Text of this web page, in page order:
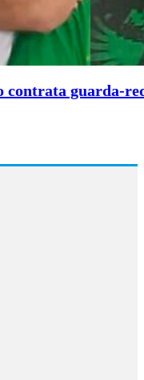
contrata guarda-